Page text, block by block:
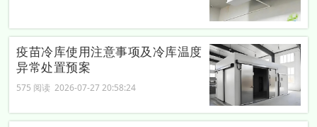
疫苗冷库使用注意事项及冷库温度
异常处置预案
575 阅读 2026-07-27 20:58:24